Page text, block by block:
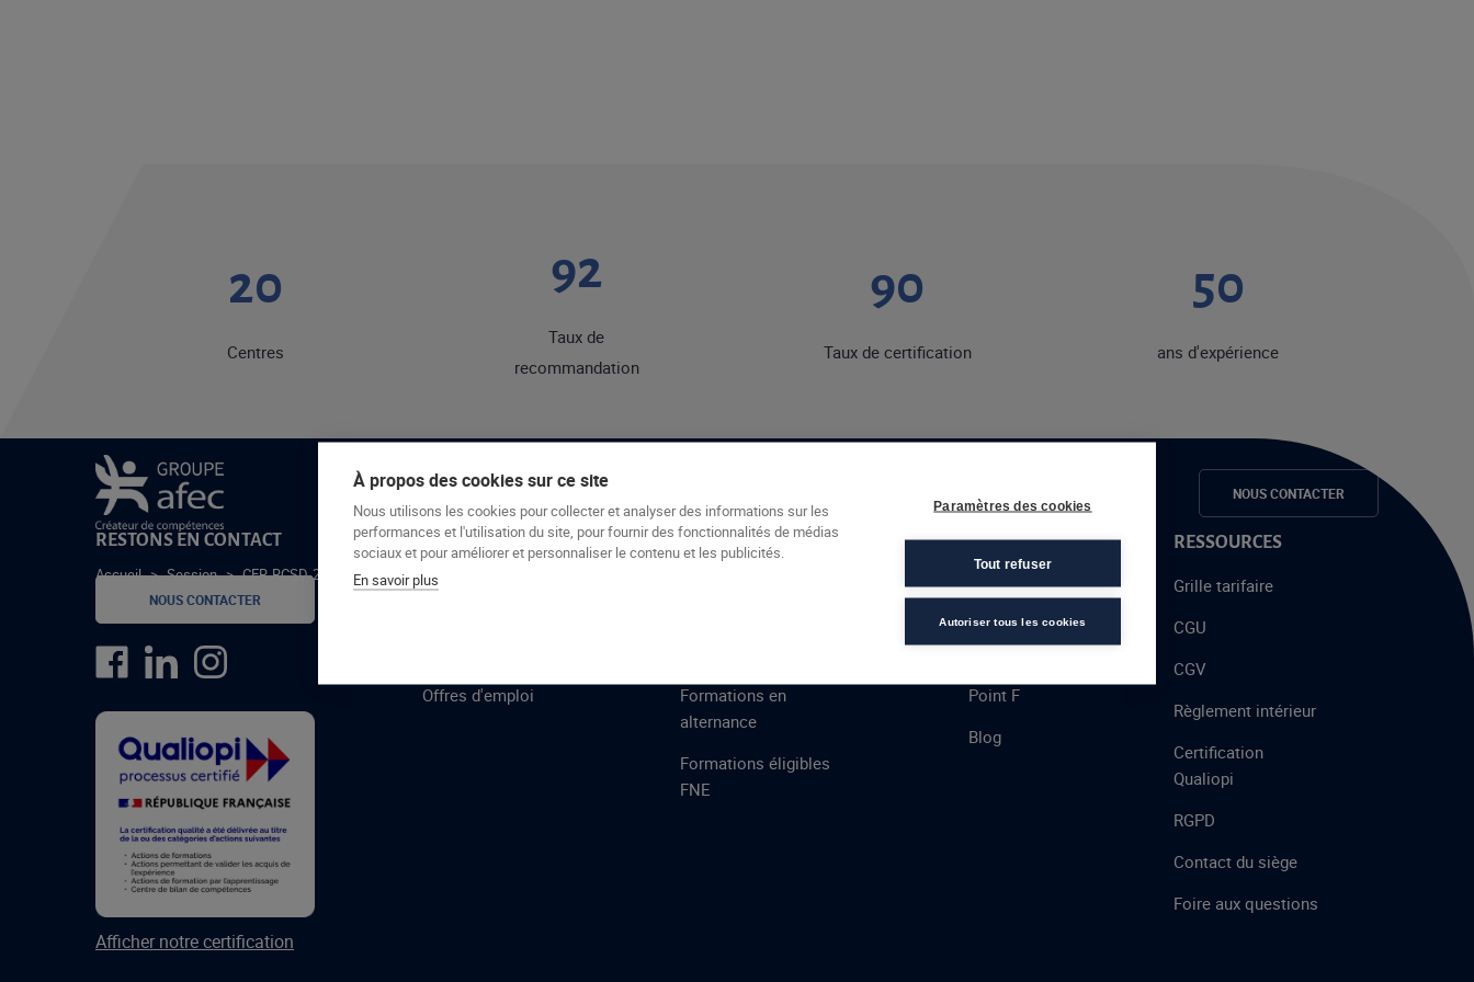
Le groupe Afec Formations Espace candidats NOUS CONTACTER
Accueil > Session > CER-RCSD-25-1-C
20
Centres
92
Taux de
recommandation
90
Taux de certification
50
ans d'expérience
RESTONS EN CONTACT
NOUS CONTACTER
Afficher notre certification
GROUPE AFEC
Formations
Offres d'emploi
PRESTATIONS
Formations en
alternance
Formations éligibles
FNE
À PROPOS
Talent
Point F
Blog
RESSOURCES
Grille tarifaire
CGU
CGV
Règlement intérieur
Certification
Qualiopi
RGPD
Contact du siège
Foire aux questions
À propos des cookies sur ce site
Nous utilisons les cookies pour collecter et analyser des informations sur les
performances et l'utilisation du site, pour fournir des fonctionnalités de médias
sociaux et pour améliorer et personnaliser le contenu et les publicités.
En savoir plus
Paramètres des cookies
Tout refuser
Autoriser tous les cookies